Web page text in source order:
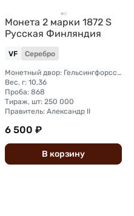
Монета 2 марки 1872 S
Русская Финляндия
VF Серебро
Монетный двор: Гельсингфорсский монетный двор (Финляндия)
Вес, г: 10,36
Проба: 868
Тираж, шт: 250 000
Правитель: Александр II
6 500 ₽
В корзину